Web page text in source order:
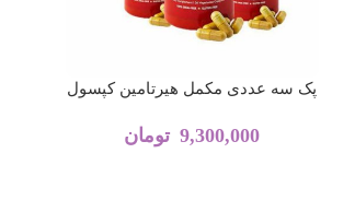
پک سه عددی مکمل هیرتامین کپسول
9,300,000 تومان